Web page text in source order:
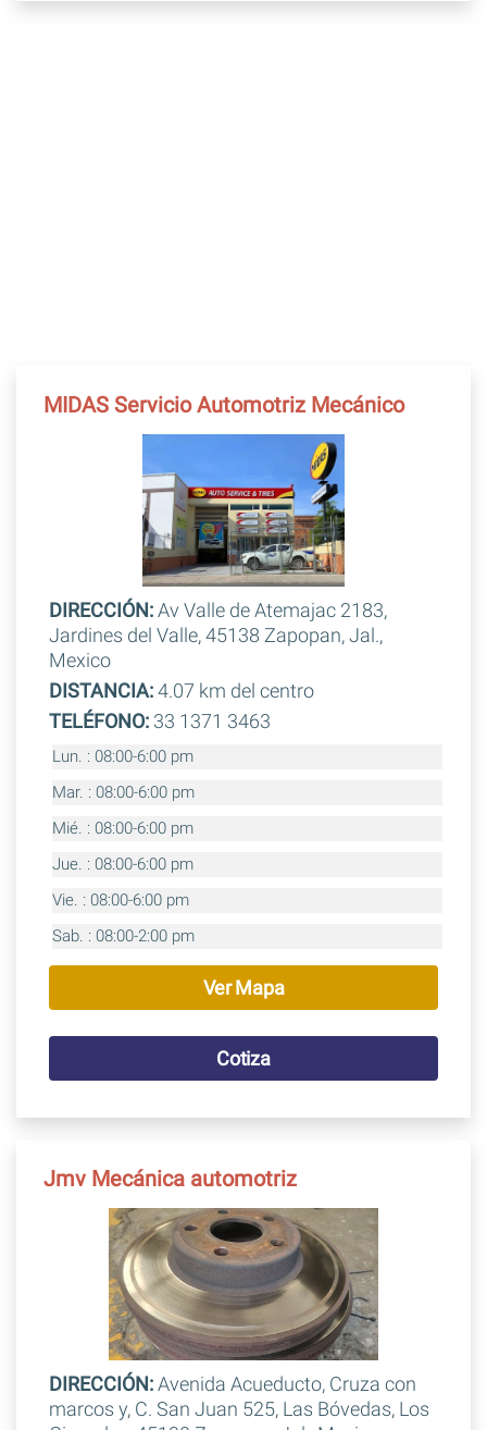
MIDAS Servicio Automotriz Mecánico
DIRECCIÓN:Av Valle de Atemajac 2183,
Jardines del Valle, 45138 Zapopan, Jal.,
Mexico
DISTANCIA:4.07 km del centro
TELÉFONO:33 1371 3463
Lun. : 08:00-6:00 pm
Mar. : 08:00-6:00 pm
Mié. : 08:00-6:00 pm
Jue. : 08:00-6:00 pm
Vie. : 08:00-6:00 pm
Sab. : 08:00-2:00 pm
Ver Mapa
Cotiza
Jmv Mecánica automotriz
DIRECCIÓN:Avenida Acueducto, Cruza con
marcos y, C. San Juan 525, Las Bóvedas, Los